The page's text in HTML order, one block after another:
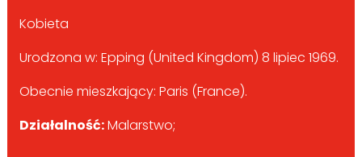
Kobieta
Urodzona w: Epping (United Kingdom) 8 lipiec 1969.
Obecnie mieszkający: Paris (France).
Działalność:Malarstwo;